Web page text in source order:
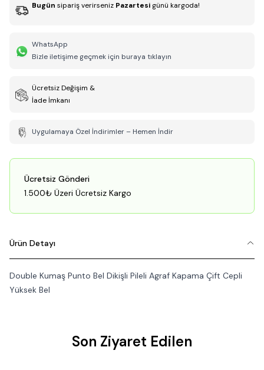
Bugün sipariş verirseniz Pazartesi günü kargoda!
WhatsApp
Bizle iletişime geçmek için buraya tıklayın
Ücretsiz Değişim &
İade İmkanı
Uygulamaya Özel İndirimler – Hemen İndir
Ücretsiz Gönderi
1.500₺ Üzeri Ücretsiz Kargo
Ürün Detayı
Double Kumaş Punto Bel Dikişli Pileli Agraf Kapama Çift Cepli
Yüksek Bel
Son Ziyaret Edilen